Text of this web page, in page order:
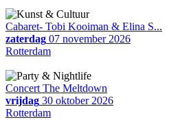
Cabaret- Tobi Kooiman & Elina S...
zaterdag 07 november 2026
Rotterdam
Concert The Meltdown
vrijdag 30 oktober 2026
Rotterdam